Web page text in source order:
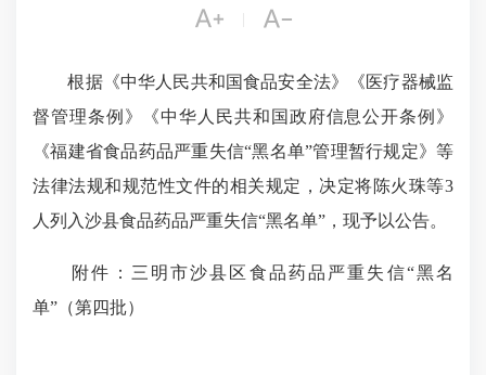
 
根据《中华人民共和国食品安全法》《医疗器械监
督管理条例》《中华人民共和国政府信息公开条例》
《福建省食品药品严重失信“黑名单”管理暂行规定》等
法律法规和规范性文件的相关规定，决定将陈火珠等3
人列入沙县食品药品严重失信“黑名单”，现予以公告。
附件：三明市沙县区食品药品严重失信“黑名
单”（第四批）